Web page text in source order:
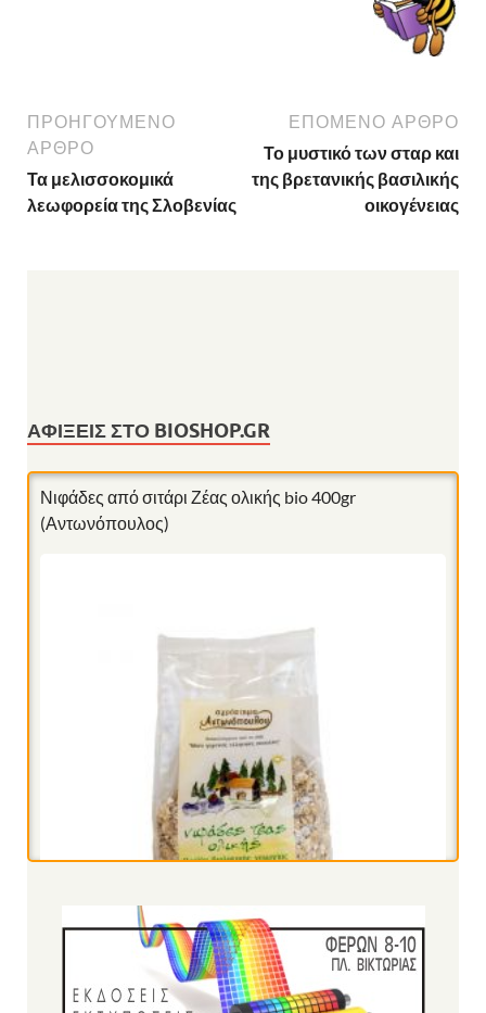
ΠΡΟΗΓΟΎΜΕΝΟ
ΆΡΘΡΟ
Τα μελισσοκομικά
λεωφορεία της Σλοβενίας
ΕΠΌΜΕΝΟ ΆΡΘΡΟ
Το μυστικό των σταρ και
της βρετανικής βασιλικής
οικογένειας
ΑΦΊΞΕΙΣ ΣΤΟ BIOSHOP.GR
Νιφάδες από σιτάρι Ζέας ολικής bio 400gr
(Αντωνόπουλος)
YOGI COLD BREW BERRY MIX ΒΙΟ 30g